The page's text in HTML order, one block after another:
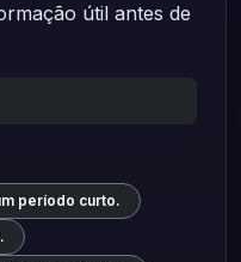
útil antes de
período curto.